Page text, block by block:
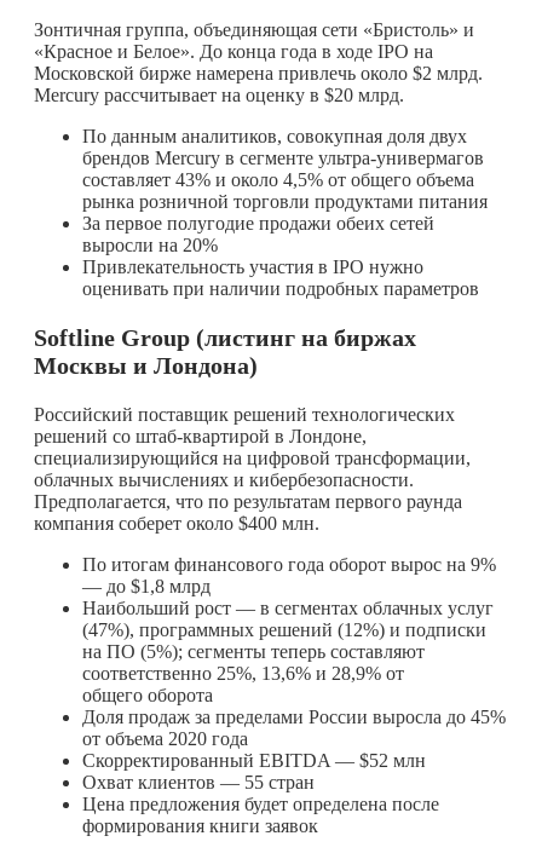
Зонтичная группа, объединяющая сети «Бристоль» и
«Красное и Белое». До конца года в ходе IPO на
Московской бирже намерена привлечь около $2 млрд.
Mercury рассчитывает на оценку в $20 млрд.
По данным аналитиков, совокупная доля двух
брендов Mercury в сегменте ультра-универмагов
составляет 43% и около 4,5% от общего объема
рынка розничной торговли продуктами питания
За первое полугодие продажи обеих сетей
выросли на 20%
Привлекательность участия в IPO нужно
оценивать при наличии подробных параметров
Softline Group (листинг на биржах
Москвы и Лондона)
Российский поставщик решений технологических
решений со штаб-квартирой в Лондоне,
специализирующийся на цифровой трансформации,
облачных вычислениях и кибербезопасности.
Предполагается, что по результатам первого раунда
компания соберет около $400 млн.
По итогам финансового года оборот вырос на 9%
— до $1,8 млрд
Наибольший рост — в сегментах облачных услуг
(47%), программных решений (12%) и подписки
на ПО (5%); сегменты теперь составляют
соответственно 25%, 13,6% и 28,9% от
общего оборота
Доля продаж за пределами России выросла до 45%
от объема 2020 года
Скорректированный EBITDA — $52 млн
Охват клиентов — 55 стран
Цена предложения будет определена после
формирования книги заявок